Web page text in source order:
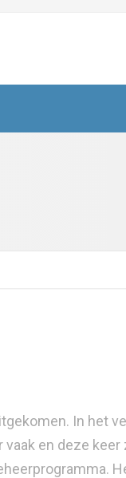
In het
en deze